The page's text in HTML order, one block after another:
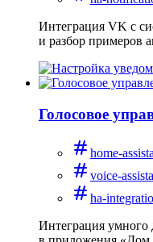
Интеграция VK с
и разбор примеров
Голосовое
home-
voice-
ha-
Интеграция умного